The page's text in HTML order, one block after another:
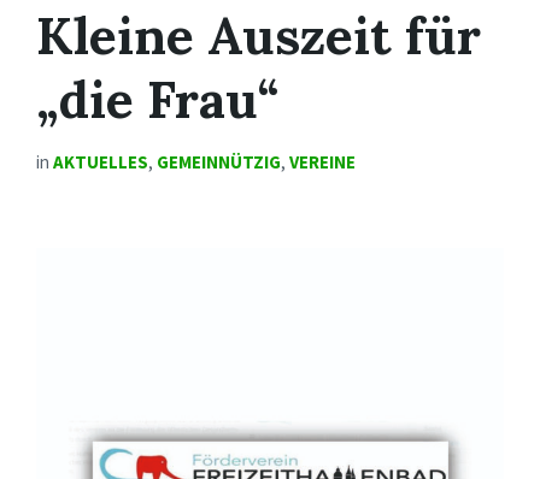
Kleine Auszeit für
„die Frau“
in AKTUELLES, GEMEINNÜTZIG, VEREINE